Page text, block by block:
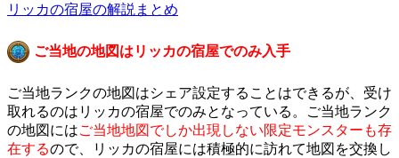
リッカの宿屋の解説まとめ
ご当地の地図はリッカの宿屋でのみ入手
ご当地ランクの地図はシェア設定することはできるが、受け
取れるのはリッカの宿屋でのみとなっている。ご当地ランク
の地図にはご当地地図でしか出現しない限定モンスターも存
在するので、リッカの宿屋には積極的に訪れて地図を交換し